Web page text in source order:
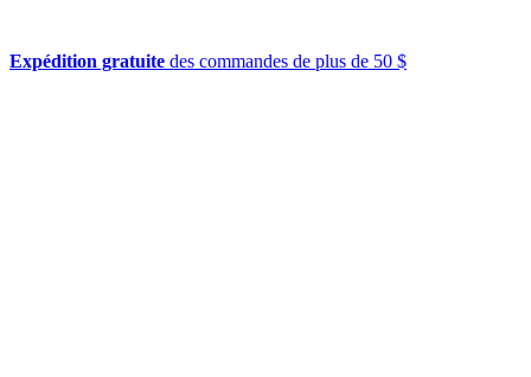
Expédition gratuite des commandes de plus de 50 $